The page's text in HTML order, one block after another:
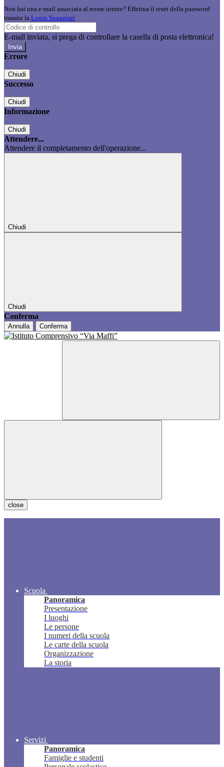
Non hai una e-mail associata al nome utente? Effettua il reset della password
tramite la Login Spaggiari
E-mail inviata, si prega di controllare la casella di posta elettronica!
Errore
Chiudi
Successo
Chiudi
Informazione
Chiudi
Attendere...
Attendere il completamento dell'operazione...
Chiudi
Chiudi
Conferma
Annulla Conferma
close
Scuola
Panoramica
Presentazione
I luoghi
Le persone
I numeri della scuola
Le carte della scuola
Organizzazione
La storia
Servizi
Panoramica
Famiglie e studenti